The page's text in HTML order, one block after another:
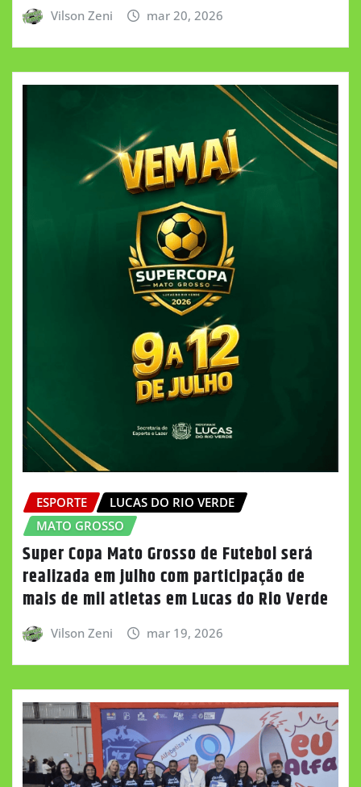
Vilson Zeni mar 20, 2026
ESPORTE
LUCAS DO RIO VERDE
MATO GROSSO
Super Copa Mato Grosso de Futebol será
realizada em julho com participação de
mais de mil atletas em Lucas do Rio Verde
Vilson Zeni mar 19, 2026